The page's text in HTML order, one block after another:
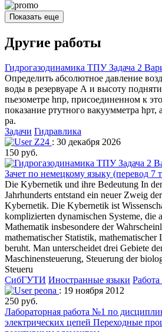
Показать еще
Другие работы
Гидрогазодинамика ТПУ Задача 2
Определить абсолютное давление
воды в резервуаре А и высоту
пьезометре hпр, присоединенном к
показание ртутного вакуумметра hрт,
ра.
Задачи Гидравлика
Z24 : 30 декабря 2026
150 руб.
Зачет по немецкому языку (перевод 7
Die Kybernetik und ihre Bedeutung In
Jahrhunderts entstand ein neuer Zweig
Kybernetik. Die Kybernetik ist
komplizierten dynamischen Systeme, die
Mathematik insbesondere der
mathematischer Statistik,
beruht. Man unterscheidet drei Gebiete
Maschinensteuerung, Steuerung der
Steueru
СибГУТИ Иностранные языки Работа
peona : 19 ноября 2012
250 руб.
Лабораторная работа №1 по
электрических цепей Переходные